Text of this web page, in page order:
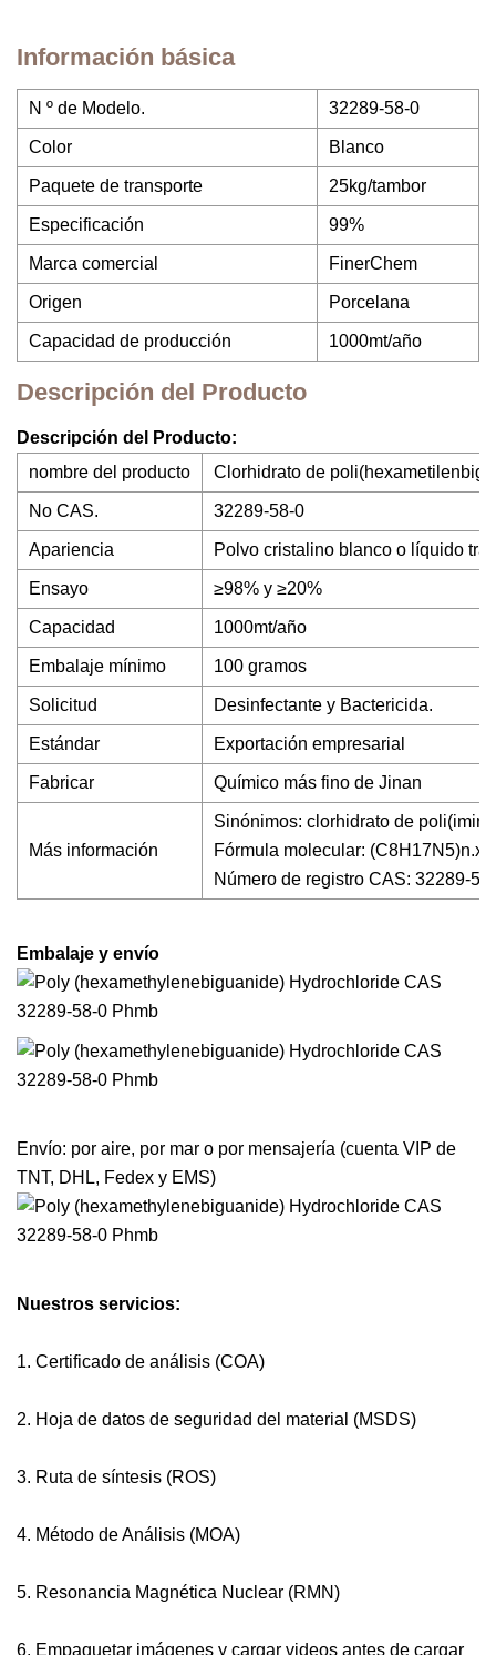
Información básica
N º de Modelo. 32289-58-0
Color Blanco
Paquete de transporte 25kg/tambor
Especificación 99%
Marca comercial FinerChem
Origen Porcelana
Capacidad de producción 1000mt/año
Descripción del Producto
Descripción del Producto:
nombre del producto
Clorhidrato de
No CAS. 32289-58-0
Apariencia Polvo cristalino blanco o líquido
Ensayo ≥98% y ≥20%
Capacidad 1000mt/año
Embalaje mínimo 100 gramos
Solicitud Desinfectante y Bactericida.
Estándar Exportación empresarial
Fabricar Químico más fino de Jinan
Más información
Sinónimos: clorhidrato de
Fórmula molecular:
Número de registro CAS: 32289-
Embalaje y envío
Envío: por aire, por mar o por mensajería (cuenta VIP de
TNT, DHL, Fedex y EMS)
Nuestros servicios:
1. Certificado de análisis (COA)
2. Hoja de datos de seguridad del material (MSDS)
3. Ruta de síntesis (ROS)
4. Método de Análisis (MOA)
5. Resonancia Magnética Nuclear (RMN)
6. Empaquetar imágenes y cargar videos antes de cargar